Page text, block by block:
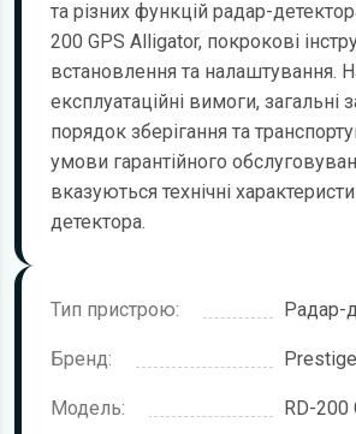
та різних функцій радар-
200 GPS Alligator, покрокові
встановлення та налаштування.
експлуатаційні вимоги, загальні
порядок зберігання та
умови гарантійного
вказуються технічні
детектора.
Тип пристрою: Радар-
Бренд: Prestige
Модель: RD-200